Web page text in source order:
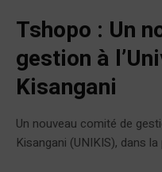
Tshopo : Un
gestion à
Kisangani
Un nouveau comité de
Kisangani (UNIKIS), dans